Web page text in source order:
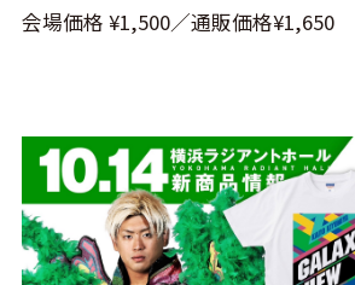
会場価格 ¥1,500／通販価格¥1,650